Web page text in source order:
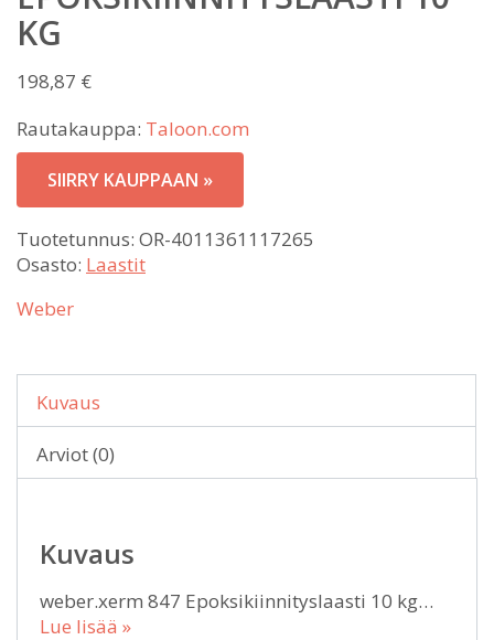
KG
198,87 €
Rautakauppa: Taloon.com
SIIRRY KAUPPAAN »
Tuotetunnus: OR-4011361117265
Osasto: Laastit
Weber
Kuvaus
Arviot (0)
Kuvaus
weber.xerm 847 Epoksikiinnityslaasti 10 kg…
Lue lisää »